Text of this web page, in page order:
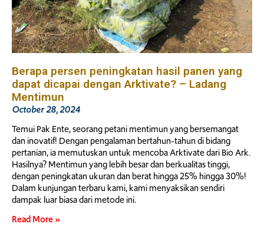
Berapa persen peningkatan hasil panen yang
dapat dicapai dengan Arktivate? – Ladang
Mentimun
October 28, 2024
Temui Pak Ente, seorang petani mentimun yang bersemangat
dan inovatif! Dengan pengalaman bertahun-tahun di bidang
pertanian, ia memutuskan untuk mencoba Arktivate dari Bio Ark.
Hasilnya? Mentimun yang lebih besar dan berkualitas tinggi,
dengan peningkatan ukuran dan berat hingga 25% hingga 30%!
Dalam kunjungan terbaru kami, kami menyaksikan sendiri
dampak luar biasa dari metode ini.
Read More »